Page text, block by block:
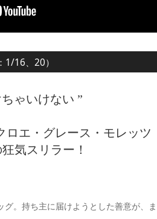
1/16、20）
ゃいけない ”
エ・グレース・モレッツ
気スリラー！
。持ち主に届けようとした善意が、